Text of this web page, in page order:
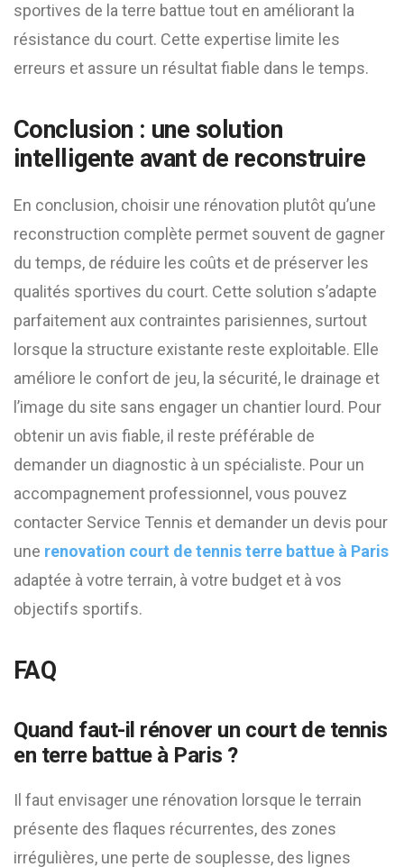
sportives de la terre battue tout en améliorant la
résistance du court. Cette expertise limite les
erreurs et assure un résultat fiable dans le temps.
Conclusion : une solution
intelligente avant de reconstruire
En conclusion, choisir une rénovation plutôt qu’une
reconstruction complète permet souvent de gagner
du temps, de réduire les coûts et de préserver les
qualités sportives du court. Cette solution s’adapte
parfaitement aux contraintes parisiennes, surtout
lorsque la structure existante reste exploitable. Elle
améliore le confort de jeu, la sécurité, le drainage et
l’image du site sans engager un chantier lourd. Pour
obtenir un avis fiable, il reste préférable de
demander un diagnostic à un spécialiste. Pour un
accompagnement professionnel, vous pouvez
contacter Service Tennis et demander un devis pour
une renovation court de tennis terre battue à Paris
adaptée à votre terrain, à votre budget et à vos
objectifs sportifs.
FAQ
Quand faut-il rénover un court de tennis
en terre battue à Paris ?
Il faut envisager une rénovation lorsque le terrain
présente des flaques récurrentes, des zones
irrégulières, une perte de souplesse, des lignes